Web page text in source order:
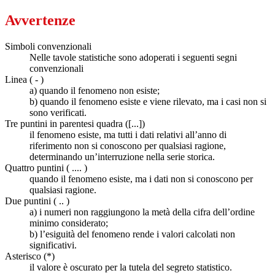
Avvertenze
Simboli convenzionali
Nelle tavole statistiche sono adoperati i seguenti segni
convenzionali
Linea ( - )
a) quando il fenomeno non esiste;
b) quando il fenomeno esiste e viene rilevato, ma i casi non si
sono verificati.
Tre puntini in parentesi quadra ([...])
il fenomeno esiste, ma tutti i dati relativi all’anno di
riferimento non si conoscono per qualsiasi ragione,
determinando un’interruzione nella serie storica.
Quattro puntini ( .... )
quando il fenomeno esiste, ma i dati non si conoscono per
qualsiasi ragione.
Due puntini ( .. )
a) i numeri non raggiungono la metà della cifra dell’ordine
minimo considerato;
b) l’esiguità del fenomeno rende i valori calcolati non
significativi.
Asterisco (*)
il valore è oscurato per la tutela del segreto statistico.